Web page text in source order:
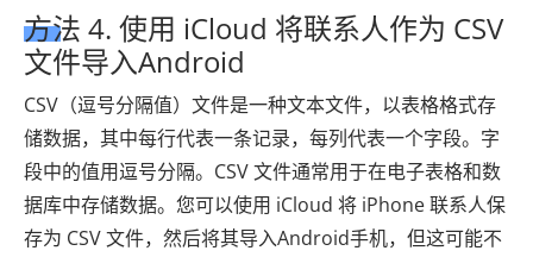
方法 4. 使用 iCloud 将联系人作为 CSV
文件导入Android
CSV（逗号分隔值）文件是一种文本文件，以表格格式存
储数据，其中每行代表一条记录，每列代表一个字段。字
段中的值用逗号分隔。CSV 文件通常用于在电子表格和数
据库中存储数据。您可以使用 iCloud 将 iPhone 联系人保
存为 CSV 文件，然后将其导入Android手机，但这可能不